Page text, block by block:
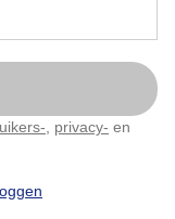
privacy- en
met het zonnetje